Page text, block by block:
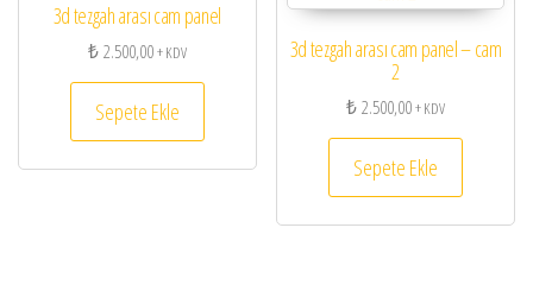
3d tezgah arası cam panel
₺2.500,00+ KDV
Sepete Ekle
3d tezgah arası cam panel – cam
2
₺2.500,00+ KDV
Sepete Ekle